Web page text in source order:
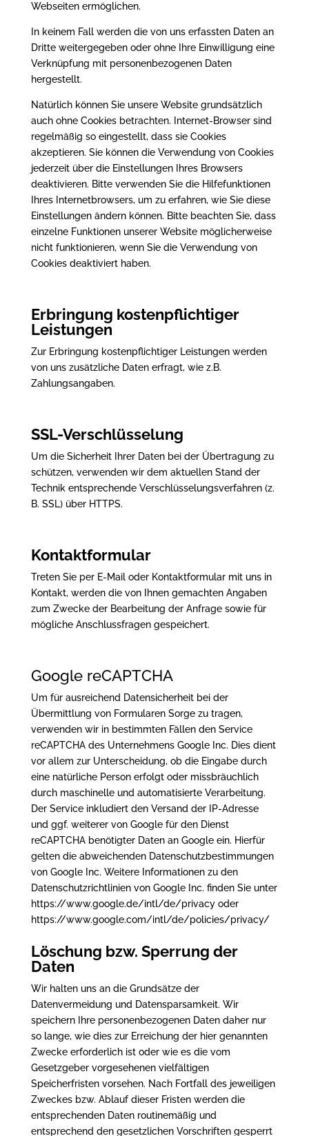
Webseiten ermöglichen.
In keinem Fall werden die von uns erfassten Daten an
Dritte weitergegeben oder ohne Ihre Einwilligung eine
Verknüpfung mit personenbezogenen Daten
hergestellt.
Natürlich können Sie unsere Website grundsätzlich
auch ohne Cookies betrachten. Internet-Browser sind
regelmäßig so eingestellt, dass sie Cookies
akzeptieren. Sie können die Verwendung von Cookies
jederzeit über die Einstellungen Ihres Browsers
deaktivieren. Bitte verwenden Sie die Hilfefunktionen
Ihres Internetbrowsers, um zu erfahren, wie Sie diese
Einstellungen ändern können. Bitte beachten Sie, dass
einzelne Funktionen unserer Website möglicherweise
nicht funktionieren, wenn Sie die Verwendung von
Cookies deaktiviert haben.
Erbringung kostenpflichtiger
Leistungen
Zur Erbringung kostenpflichtiger Leistungen werden
von uns zusätzliche Daten erfragt, wie z.B.
Zahlungsangaben.
SSL-Verschlüsselung
Um die Sicherheit Ihrer Daten bei der Übertragung zu
schützen, verwenden wir dem aktuellen Stand der
Technik entsprechende Verschlüsselungsverfahren (z.
B. SSL) über HTTPS.
Kontaktformular
Treten Sie per E-Mail oder Kontaktformular mit uns in
Kontakt, werden die von Ihnen gemachten Angaben
zum Zwecke der Bearbeitung der Anfrage sowie für
mögliche Anschlussfragen gespeichert.
Google reCAPTCHA
Um für ausreichend Datensicherheit bei der
Übermittlung von Formularen Sorge zu tragen,
verwenden wir in bestimmten Fällen den Service
reCAPTCHA des Unternehmens Google Inc. Dies dient
vor allem zur Unterscheidung, ob die Eingabe durch
eine natürliche Person erfolgt oder missbräuchlich
durch maschinelle und automatisierte Verarbeitung.
Der Service inkludiert den Versand der IP-Adresse
und ggf. weiterer von Google für den Dienst
reCAPTCHA benötigter Daten an Google ein. Hierfür
gelten die abweichenden Datenschutzbestimmungen
von Google Inc. Weitere Informationen zu den
Datenschutzrichtlinien von Google Inc. finden Sie unter
https://www.google.de/intl/de/privacy oder
https://www.google.com/intl/de/policies/privacy/
Löschung bzw. Sperrung der
Daten
Wir halten uns an die Grundsätze der
Datenvermeidung und Datensparsamkeit. Wir
speichern Ihre personenbezogenen Daten daher nur
so lange, wie dies zur Erreichung der hier genannten
Zwecke erforderlich ist oder wie es die vom
Gesetzgeber vorgesehenen vielfältigen
Speicherfristen vorsehen. Nach Fortfall des jeweiligen
Zweckes bzw. Ablauf dieser Fristen werden die
entsprechenden Daten routinemäßig und
entsprechend den gesetzlichen Vorschriften gesperrt